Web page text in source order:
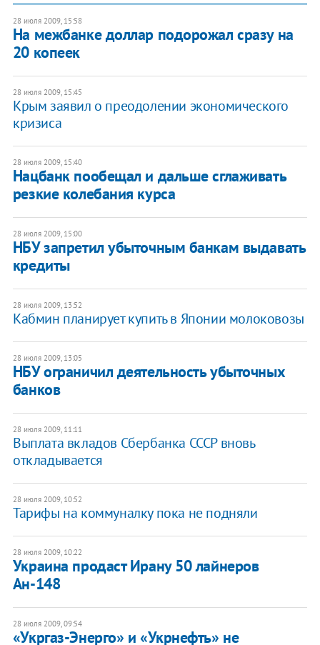
28 июля 2009, 15:58
На межбанке доллар подорожал сразу на
20 копеек
28 июля 2009, 15:45
Крым заявил о преодолении экономического
кризиса
28 июля 2009, 15:40
Нацбанк пообещал и дальше сглаживать
резкие колебания курса
28 июля 2009, 15:00
НБУ запретил убыточным банкам выдавать
кредиты
28 июля 2009, 13:52
Кабмин планирует купить в Японии молоковозы
28 июля 2009, 13:05
НБУ ограничил деятельность убыточных
банков
28 июля 2009, 11:11
Выплата вкладов Сбербанка СССР вновь
откладывается
28 июля 2009, 10:52
Тарифы на коммуналку пока не подняли
28 июля 2009, 10:22
Украина продаст Ирану 50 лайнеров
Ан-148
28 июля 2009, 09:54
«Укргаз-Энерго» и «Укрнефть» не